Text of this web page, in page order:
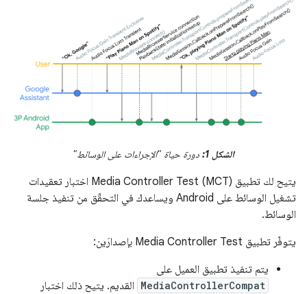
الشكل 1: دورة حياة "الإجراءات على الوسائط"
يتيح لك تطبيق Media Controller Test (MCT) اختبار تعقيدات
تشغيل الوسائط على Android ويساعدك في التحقّق من تنفيذ جلسة
الوسائط.
يتوفّر تطبيق Media Controller Test بإصدارَين:
يتم تنفيذ تطبيق العميل على
MediaControllerCompat القديم. يتيح ذلك اختبار